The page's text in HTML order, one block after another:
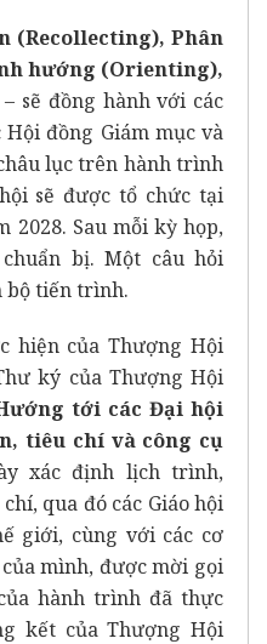
(Recollecting), Phân
hướng (Orienting),
sẽ đồng hành với các
đồng Giám mục và
lục trên hành trình
sẽ được tổ chức tại
2028. Sau mỗi kỳ họp,
bị. Một câu hỏi
bộ tiến trình.
hiện của Thượng Hội
ký của Thượng Hội
tới các Đại hội
tiêu chí và công cụ
xác định lịch trình,
qua đó các Giáo hội
giới, cùng với các cơ
mình, được mời gọi
hành trình đã thực
kết của Thượng Hội